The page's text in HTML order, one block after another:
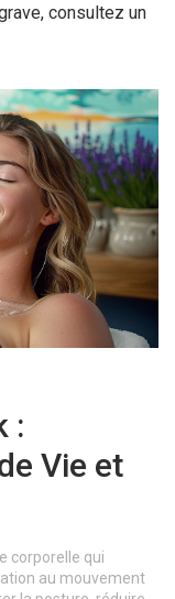
consultez un
:
Vie et
corporelle qui
au mouvement